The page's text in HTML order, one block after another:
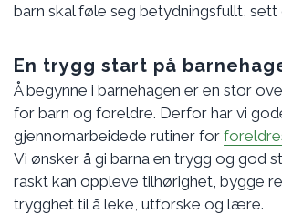
barn skal føle seg betydningsfullt, sett
En trygg start på
Å begynne i barnehagen er en stor
for barn og foreldre. Derfor har vi
gjennomarbeidede rutiner for
Vi ønsker å gi barna en trygg og god
raskt kan oppleve tilhørighet, bygge
trygghet til å leke, utforske og lære.